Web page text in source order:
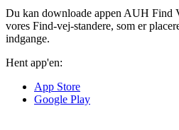
Du kan downloade appen AUH Find
vores Find-vej-standere, som er
indgange.
Hent app'en:
App Store
Google Play